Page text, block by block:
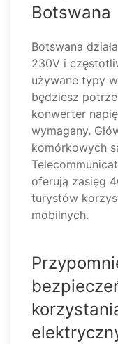
Botswana
Botswana
230V i
używane typy
będziesz
konwerter
wymagany.
komórkowych
oferują zasięg
turystów
mobilnych.